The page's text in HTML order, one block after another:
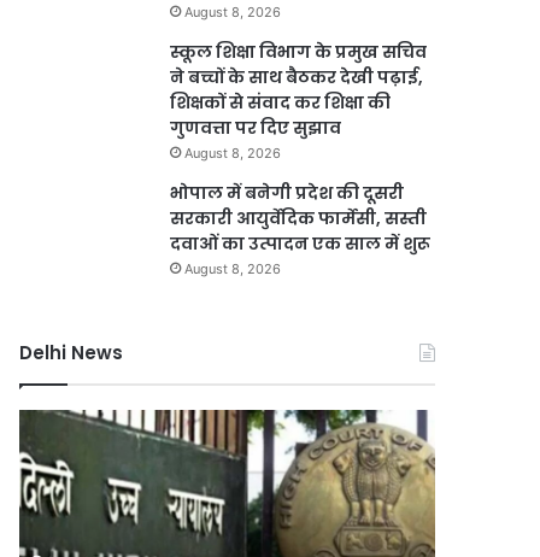
August 8, 2026
स्कूल शिक्षा विभाग के प्रमुख सचिव
ने बच्चों के साथ बैठकर देखी पढ़ाई,
शिक्षकों से संवाद कर शिक्षा की
गुणवत्ता पर दिए सुझाव
August 8, 2026
भोपाल में बनेगी प्रदेश की दूसरी
सरकारी आयुर्वेदिक फार्मेसी, सस्ती
दवाओं का उत्पादन एक साल में शुरू
August 8, 2026
Delhi News
दिल्ली
24
घंटे
बिजली
आपूर्ति